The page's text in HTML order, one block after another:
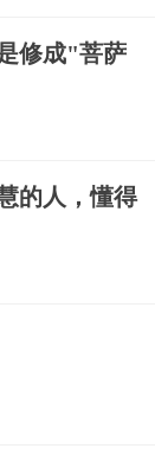
修成"菩萨
的人，懂得